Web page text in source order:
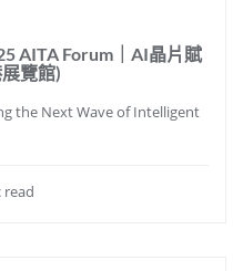
AITA Forum｜AI晶片賦
覽館)
the Next Wave of Intelligent
read